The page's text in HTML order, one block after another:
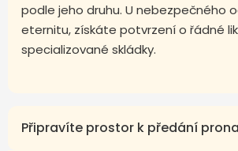
podle jeho druhu. U nebezpečného
eternitu, získáte potvrzení o řádné
specializované skládky.
Připravíte prostor k předání